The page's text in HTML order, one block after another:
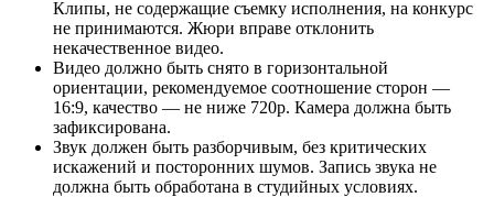
Клипы, не содержащие съемку исполнения, на конкурс
не принимаются. Жюри вправе отклонить
некачественное видео.
Видео должно быть снято в горизонтальной
ориентации, рекомендуемое соотношение сторон —
16:9, качество — не ниже 720p. Камера должна быть
зафиксирована.
Звук должен быть разборчивым, без критических
искажений и посторонних шумов. Запись звука не
должна быть обработана в студийных условиях.